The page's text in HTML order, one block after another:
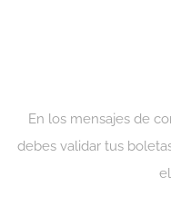
En los mensajes de
debes validar tus